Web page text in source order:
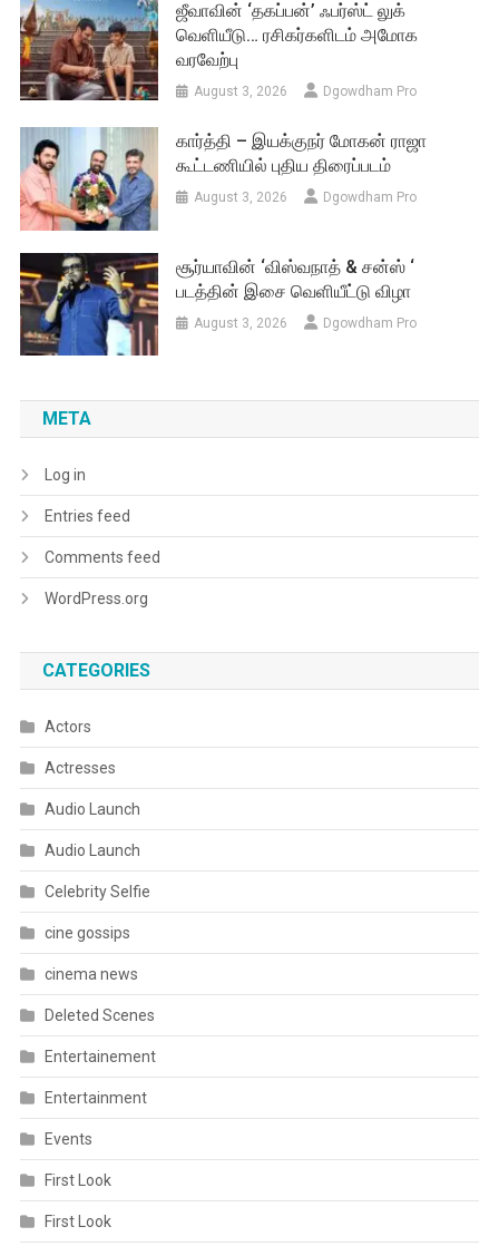
ஜீவாவின் ‘தகப்பன்’ ஃபர்ஸ்ட் லுக்
வெளியீடு… ரசிகர்களிடம் அமோக
வரவேற்பு
August 3, 2026 Dgowdham Pro
கார்த்தி – இயக்குநர் மோகன் ராஜா
கூட்டணியில் புதிய திரைப்படம்
August 3, 2026 Dgowdham Pro
சூர்யாவின் ‘விஸ்வநாத் & சன்ஸ் ‘
படத்தின் இசை வெளியீட்டு விழா
August 3, 2026 Dgowdham Pro
META
Log in
Entries feed
Comments feed
WordPress.org
CATEGORIES
Actors
Actresses
Audio Launch
Audio Launch
Celebrity Selfie
cine gossips
cinema news
Deleted Scenes
Entertainement
Entertainment
Events
First Look
First Look